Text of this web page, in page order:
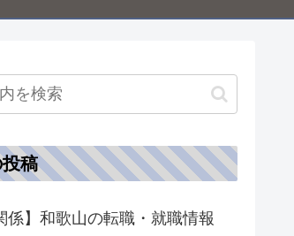
稿
係】和歌山の転職・就職情報